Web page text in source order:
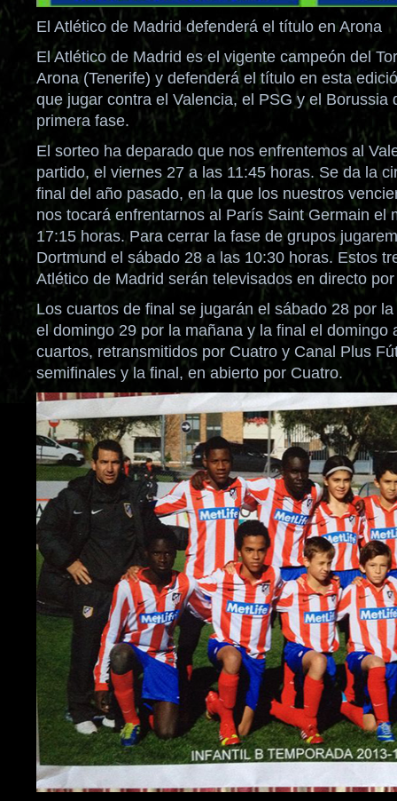
El Atlético de Madrid defenderá el título en Arona
El Atlético de Madrid es el vigente campeón del
Arona (Tenerife) y defenderá el título en esta
que jugar contra el Valencia, el PSG y el Borussia
primera fase.
El sorteo ha deparado que nos enfrentemos al
partido, el viernes 27 a las 11:45 horas. Se da la
final del año pasado, en la que los nuestros
nos tocará enfrentarnos al París Saint Germain el
17:15 horas. Para cerrar la fase de grupos
Dortmund el sábado 28 a las 10:30 horas. Estos
Atlético de Madrid serán televisados en directo
Los cuartos de final se jugarán el sábado 28 por
el domingo 29 por la mañana y la final el domingo
cuartos, retransmitidos por Cuatro y Canal Plus
semifinales y la final, en abierto por Cuatro.